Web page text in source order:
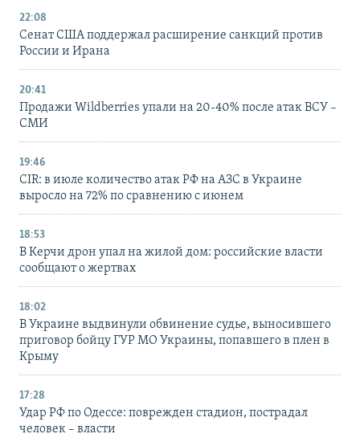
22:08
Сенат США поддержал расширение санкций против
России и Ирана
20:41
Продажи Wildberries упали на 20-40% после атак ВСУ –
СМИ
19:46
CIR: в июле количество атак РФ на АЗС в Украине
выросло на 72% по сравнению с июнем
18:53
В Керчи дрон упал на жилой дом: российские власти
сообщают о жертвах
18:02
В Украине выдвинули обвинение судье, выносившего
приговор бойцу ГУР МО Украины, попавшего в плен в
Крыму
17:28
Удар РФ по Одессе: поврежден стадион, пострадал
человек – власти